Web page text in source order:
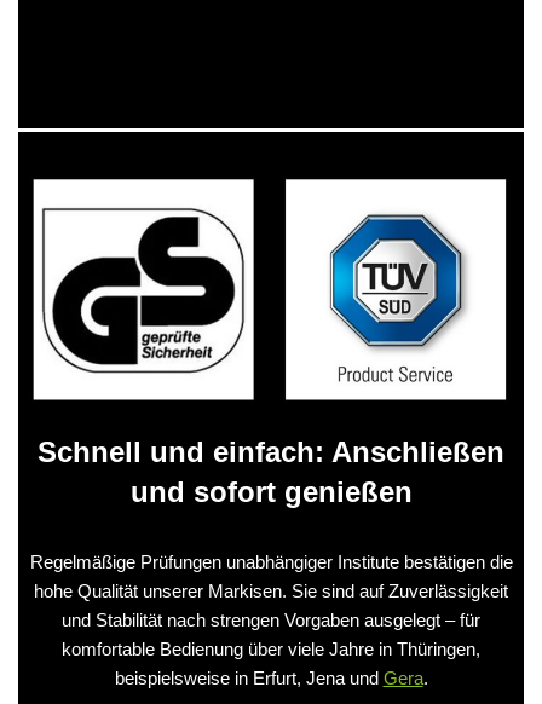
Schnell und einfach: Anschließen
und sofort genießen
Regelmäßige Prüfungen unabhängiger Institute bestätigen die
hohe Qualität unserer Markisen. Sie sind auf Zuverlässigkeit
und Stabilität nach strengen Vorgaben ausgelegt – für
komfortable Bedienung über viele Jahre in Thüringen,
beispielsweise in Erfurt, Jena und Gera.